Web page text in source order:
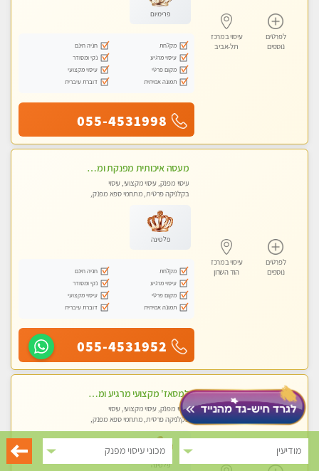
מודיעין מכוני עיסוי מפנק
לפרטים
נוספים
עיסוי במרכז
תל-אביב
פרימיום
מקלחת
חניה חינם
עיסוי מרגיע
נקי ומסודר
מקום פרטי
עיסוי מקצועי
תמונה אמיתית
דוברת עיברית
055-4531998
לפרטים
נוספים
עיסוי במרכז
הוד השרון
מעסה איכותית מפנקת ומקצועית
עיסוי מפנק, עיסוי מקצועי, עיסוי
בקלניקה פרטית, מתחמי ספא מפנק,
פלטינה
מקלחת
חניה חינם
עיסוי מרגיע
נקי ומסודר
מקום פרטי
עיסוי מקצועי
תמונה אמיתית
דוברת עיברית
055-4531952
למסאז' מקצועי מרגיע ומשחרר את כל הגוף! בקליניקה פרטית -מומלץ מאוד -ללא מין!
עיסוי מפנק, עיסוי מקצועי, עיסוי
בקלניקה פרטית, מתחמי ספא מפנק,
מכוני עיסוי מפנק, עיסוי טנטרה
פלטינה